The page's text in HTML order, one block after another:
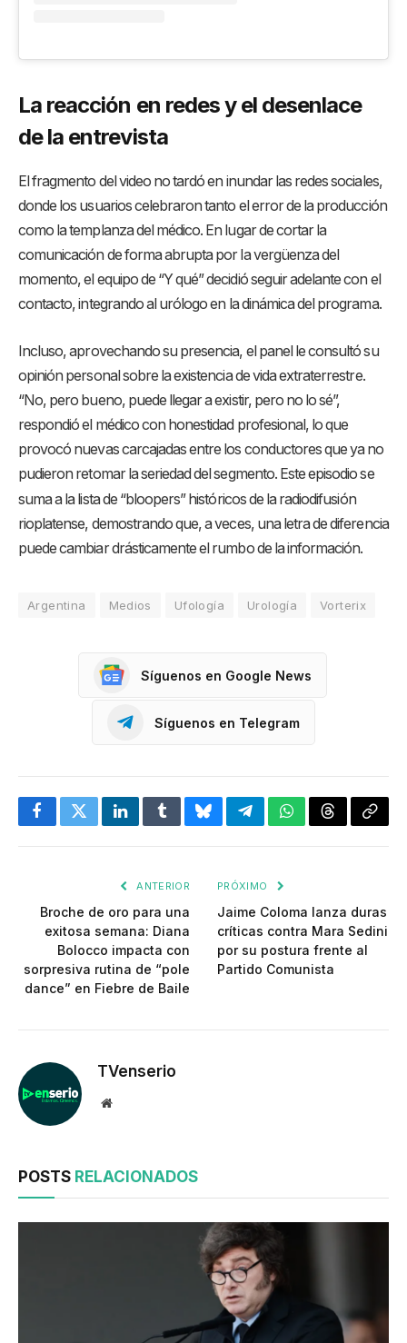
La reacción en redes y el desenlace
de la entrevista
El fragmento del video no tardó en inundar las redes sociales,
donde los usuarios celebraron tanto el error de la producción
como la templanza del médico. En lugar de cortar la
comunicación de forma abrupta por la vergüenza del
momento, el equipo de “Y qué” decidió seguir adelante con el
contacto, integrando al urólogo en la dinámica del programa.
Incluso, aprovechando su presencia, el panel le consultó su
opinión personal sobre la existencia de vida extraterrestre.
“No, pero bueno, puede llegar a existir, pero no lo sé”,
respondió el médico con honestidad profesional, lo que
provocó nuevas carcajadas entre los conductores que ya no
pudieron retomar la seriedad del segmento. Este episodio se
suma a la lista de “bloopers” históricos de la radiodifusión
rioplatense, demostrando que, a veces, una letra de diferencia
puede cambiar drásticamente el rumbo de la información.
Argentina Medios Ufología Urología Vorterix
Síguenos en Google News
Síguenos en Telegram
FacebookTwitterLinkedInTumblrBlueskyTelegramWhatsApp
Threads
ANTERIOR
Broche de oro para una
exitosa semana: Diana
Bolocco impacta con
sorpresiva rutina de “pole
dance” en Fiebre de Baile
PRÓXIMO
Jaime Coloma lanza duras
críticas contra Mara Sedini
por su postura frente al
Partido Comunista
TVenserio
Website
POSTS RELACIONADOS